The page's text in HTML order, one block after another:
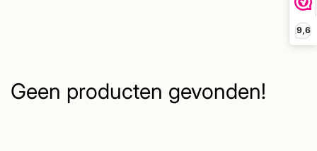
9,6
Geen producten gevonden!